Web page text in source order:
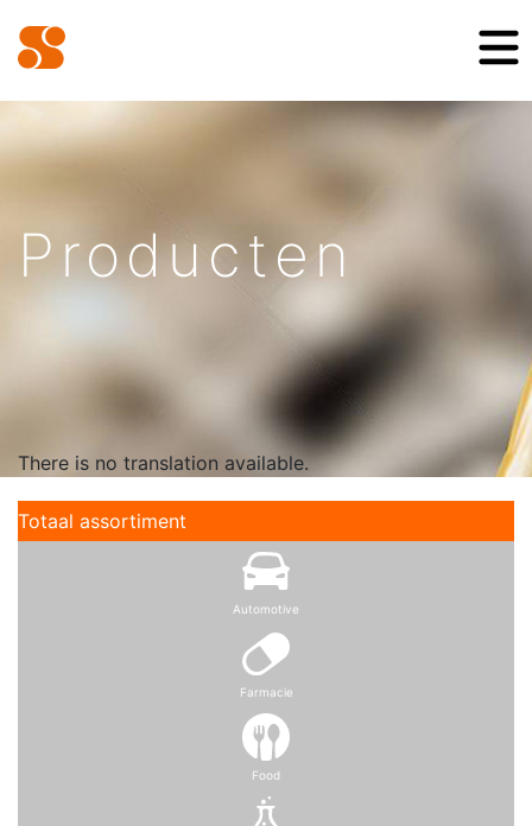
Producten
There is no translation available.
Totaal assortiment
Automotive
Farmacie
Food